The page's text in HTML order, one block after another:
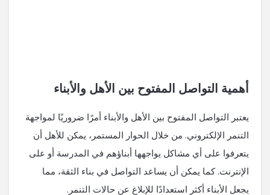
أهمية التواصل المفتوح بين الأهل والأبناء
يعتبر التواصل المفتوح بين الأهل والأبناء أمرًا ضروريًا لمواجهة
التنمر الإلكتروني. من خلال الحوار المستمر، يمكن للأهل أن
يتعرفوا على أي مشاكل يواجهها أبناؤهم في المدرسة أو على
الإنترنت. كما يمكن أن يساعد التواصل في بناء الثقة، مما
يجعل الأبناء أكثر استعدادًا للإبلاغ عن حالات التنمر.